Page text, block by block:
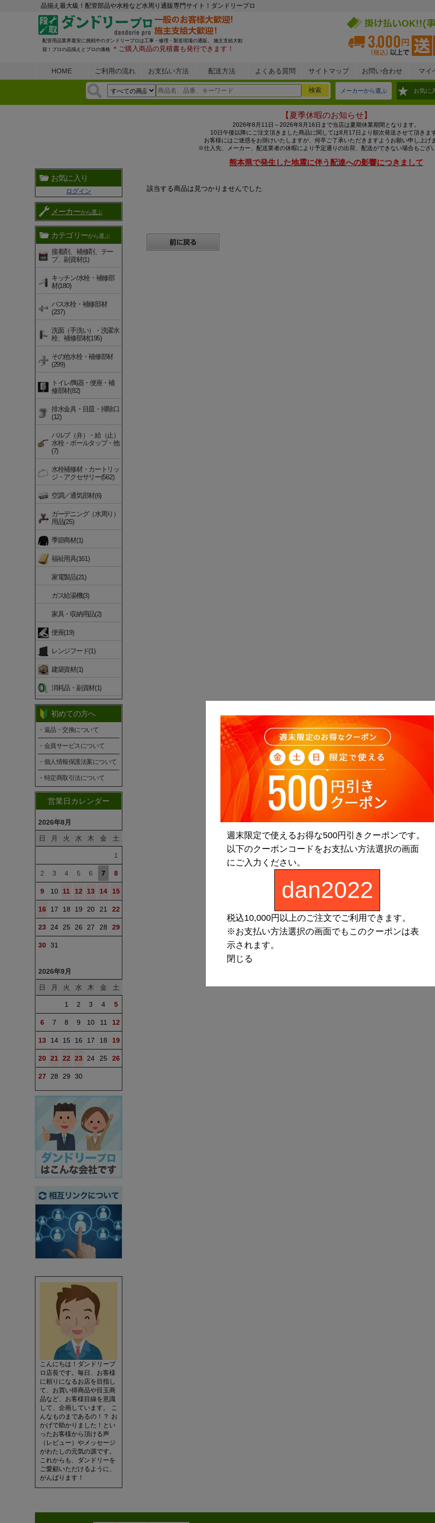
品揃え最大級！配管部品や水栓など水周り通販専門サイト！ダンドリープロ
配管用品業界最安に挑戦中のダンドリープロは工事・修理・製造現場の通販。 施主支給大歓
迎！プロの品揃えとプロの価格
＊ご購入商品の見積書も発行できます！
HOME ご利用の流れ お支払い方法 配送方法 よくある質問 サイトマップ お問い合わせ マイ
メーカーから選ぶ お気に
【夏季休暇のお知らせ】
2026年8月11日～2026年8月16日まで当店は夏期休業期間となります。
10日午後以降にご注文頂きました商品に関しては8月17日より順次発送させて頂きま
お客様にはご迷惑をお掛けいたしますが、何卒ご了承いただきますようお願い申し上げ
※仕入先、メーカー、配送業者の休暇により予定通りの出荷、配送ができない場合もござ
熊本県で発生した地震に伴う配達への影響につきまして
お気に入り
ログイン
メーカーから選ぶ
カテゴリーから選ぶ
接着剤、補修剤、テー
プ、副資材(1)
キッチン/水栓・補修部
材(180)
バス水栓・補修部材
(237)
洗面（手洗い）・洗濯水
栓、補修部材(195)
その他水栓・補修部材
(299)
トイレ/陶器・便座・補
修部材(82)
排水金具・目皿・掃除口
(12)
バルブ（弁）・給（止）
水栓・ボールタップ・他
(7)
水栓補修材・カートリッ
ジ・アクセサリー(562)
空調／通気部材(6)
ガーデニング（水周り）
用品(25)
季節商材(1)
福祉用具(161)
家電製品(21)
ガス給湯機(3)
家具・収納用品(2)
便座(19)
レンジフード(1)
建築資材(1)
消耗品・副資材(1)
初めての方へ
・返品・交換について
・会員サービスについて
・個人情報保護法案について
・特定商取引法について
営業日カレンダー
2026年8月
日 月 火 水 木 金 土
1
2 3 4 5 6 7 8
9 10 11 12 13 14 15
16 17 18 19 20 21 22
23 24 25 26 27 28 29
30 31
2026年9月
日 月 火 水 木 金 土
1 2 3 4 5
6 7 8 9 10 11 12
13 14 15 16 17 18 19
20 21 22 23 24 25 26
27 28 29 30
こんにちは！ダンドリープ
ロ店長です。毎日、お客様
に頼りになるお店を目指し
て、お買い得商品や目玉商
品など、お客様目線を意識
して、企画しています。 こ
んなものまであるの！？ お
かげで助かりました！とい
ったお客様から頂ける声
（レビュー）やメッセージ
がわたしの元気の源です。
これからも、ダンドリーを
ご愛顧いただけるように、
がんばります！
該当する商品は見つかりませんでした
週末限定で使えるお得な500円引きクーポンです。
以下のクーポンコードをお支払い方法選択の画面
にご入力ください。
dan2022
税込10,000円以上のご注文でご利用できます。
※お支払い方法選択の画面でもこのクーポンは表
示されます。
閉じる